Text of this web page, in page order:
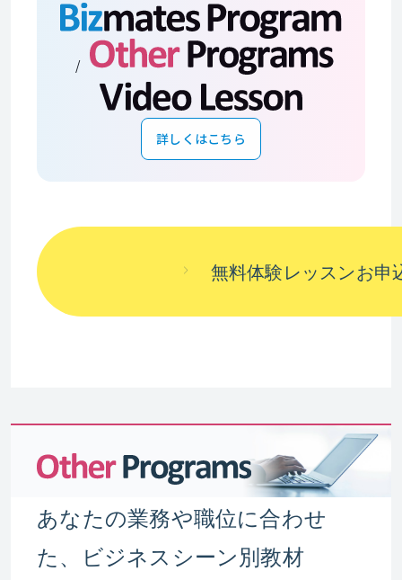
/
詳しくはこちら
無料体験レッスンお申
あなたの業務や職位に合わせ
た、ビジネスシーン別教材